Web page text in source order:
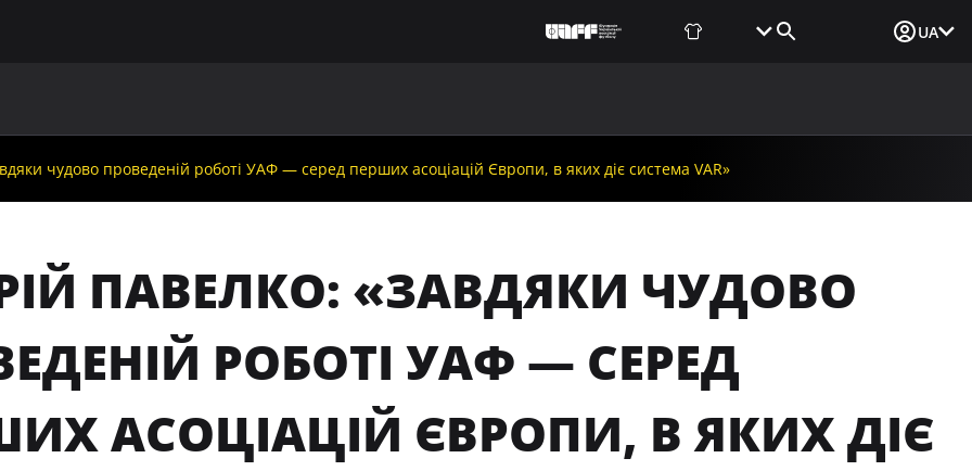
UA
чудово проведеній роботі УАФ — серед перших асоціацій Європи, в яких діє система VAR»
ПАВЕЛКО: «ЗАВДЯКИ ЧУДОВО
РОБОТІ УАФ — СЕРЕД
АСОЦІАЦІЙ ЄВРОПИ, В ЯКИХ ДІЄ